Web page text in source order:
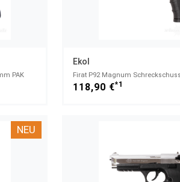
PAK
Ekol
118,90 €*1
NEU